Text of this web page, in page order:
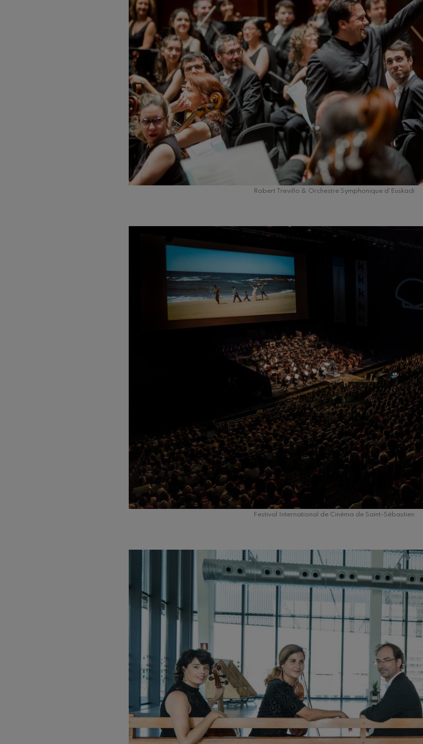
Robert Treviño & Orchestre Symphonique d'Euskadi
Festival International de Cinéma de Saint-Sébastien
C. Franck: Variations symphoniques
C. Franck
J. Brahms: Symphonie nº4
J. Brahms
J. C. Arriaga: Los esclavos felices. Ouverture
J. C. Arriaga
Joseph Haydn: Symphonie nº83
Joseph Haydn
El cant dels ocells
Populaire / Pau Casals
Franz Schmidt: Symphonie nº4
Franz Schmidt
Johannes Brahms: Symphonie nº2
Johannes Brahms
Antonin Dvorak: Symphonie nº6
Antonin Dvorak
Johannes Brahms: Concerto pour piano nº1
Ludwig van Beethoven: Symphonie nº2
Wolfgang Amadeus Mozart: Concerto pour
Wolfgang Amadeus Mozart
Robert Schumann: Concerto pour violon
Robert Schumann
Gabriel Fauré: Pelléas et Mélisande
Gabriel Fauré
Franz Schubert: Symphonie nº9, 'La grande'
Franz Schubert